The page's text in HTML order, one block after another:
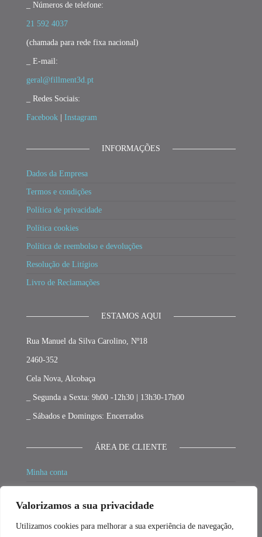
Valorizamos a sua privacidade
Utilizamos cookies para melhorar a sua experiência de navegação,
_ Números de telefone:
21 592 4037
(chamada para rede fixa nacional)
_ E-mail:
geral@fillment3d.pt
_ Redes Sociais:
Facebook Instagram
INFORMAÇÕES
Dados da Empresa
Termos e condições
Política de privacidade
Política cookies
Política de reembolso e devoluções
Resolução de Litígios
Livro de Reclamações
ESTAMOS AQUI
Rua Manuel da Silva Carolino, Nº18
2460-352
Cela Nova, Alcobaça
_ Segunda a Sexta: 9h00 -12h30 | 13h30-17h00
_ Sábados e Domingos: Encerrados
ÁREA DE CLIENTE
Minha conta
Finalizar compras
Promoções